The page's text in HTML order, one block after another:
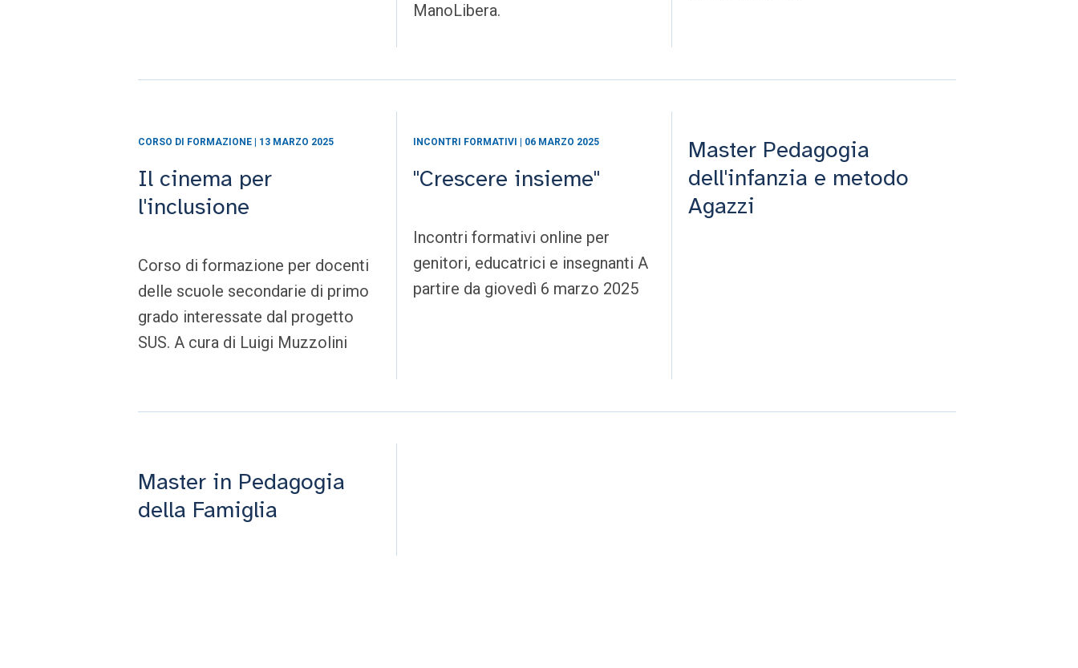
ManoLibera.
CORSO DI FORMAZIONE | 13 MARZO 2025
Il cinema per
l'inclusione
Corso di formazione per docenti
delle scuole secondarie di primo
grado interessate dal progetto
SUS. A cura di Luigi Muzzolini
INCONTRI FORMATIVI | 06 MARZO 2025
"Crescere insieme"
Incontri formativi online per
genitori, educatrici e insegnanti A
partire da giovedì 6 marzo 2025
Master Pedagogia
dell'infanzia e metodo
Agazzi
Master in Pedagogia
della Famiglia